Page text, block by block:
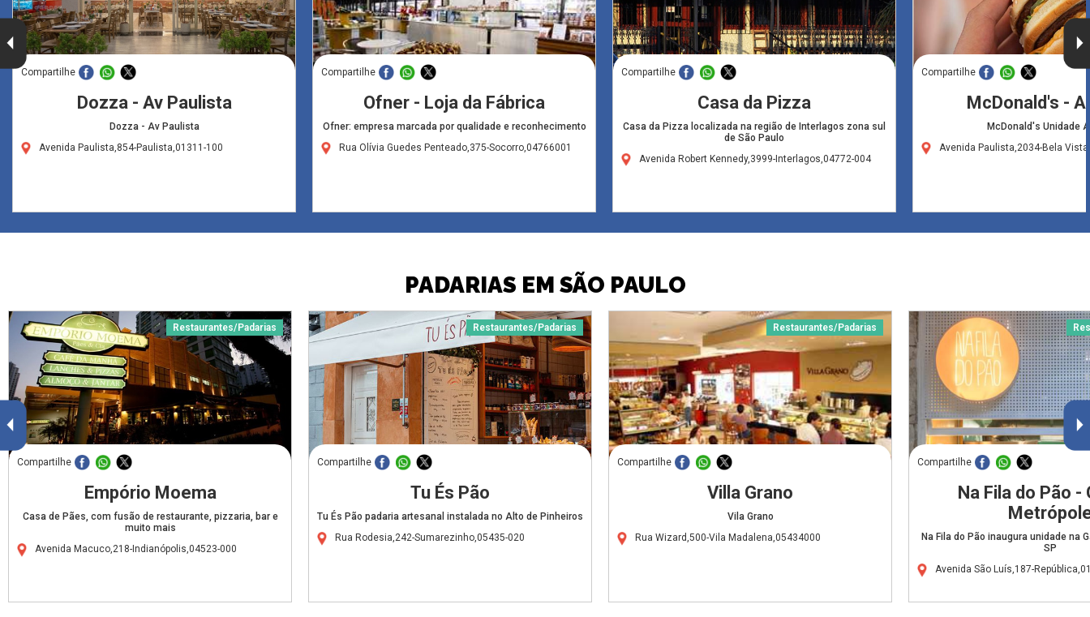
Compartilhe
Dozza - Av Paulista
Dozza - Av Paulista
Avenida Paulista,854-Paulista,01311-100
Compartilhe
Ofner - Loja da Fábrica
Ofner: empresa marcada por qualidade e reconhecimento
Rua Olívia Guedes Penteado,375-Socorro,04766001
Compartilhe
Casa da Pizza
Casa da Pizza localizada na região de Interlagos zona sul
de São Paulo
Avenida Robert Kennedy,3999-Interlagos,04772-004
Compartilhe
McDonald's -
McDonald's Unidade
Avenida Paulista,2034-Bela
PADARIAS EM SÃO PAULO
Restaurantes/Padarias
Compartilhe
Empório Moema
Casa de Pães, com fusão de restaurante, pizzaria, bar e
muito mais
Avenida Macuco,218-Indianópolis,04523-000
Restaurantes/Padarias
Compartilhe
Tu És Pão
Tu És Pão padaria artesanal instalada no Alto de Pinheiros
Rua Rodesia,242-Sumarezinho,05435-020
Restaurantes/Padarias
Compartilhe
Villa Grano
Vila Grano
Rua Wizard,500-Vila Madalena,05434000
Compartilhe
Na Fila do Pão -
Na Fila do Pão inaugura unidade na
SP
Avenida São Luís,187-